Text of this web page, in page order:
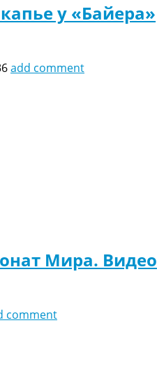
у «Байера»
add comment
Мира. Видео
comment